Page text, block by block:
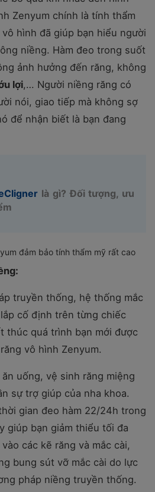
Zenyum chính là tính thẩm
hình đã giúp bạn hiểu người
niềng. Hàm đeo trong suốt
ảnh hưởng đến răng, không
lợi,… Người niềng răng có
nói, giao tiếp mà không sợ
để nhận biết là bạn đang
là gì? Đối tượng, ưu
đảm bảo tính thẩm mỹ rất cao
truyền thống, hệ thống mắc
cố định trên từng chiếc
thúc quá trình bạn mới được
vô hình Zenyum.
uống, vệ sinh răng miệng
sự trợ giúp của nha khoa.
gian đeo hàm 22/24h trong
giúp bạn giảm thiểu tối đa
các kẽ răng và mắc cài,
bung sút vỡ mắc cài do lực
pháp niềng truyền thống.